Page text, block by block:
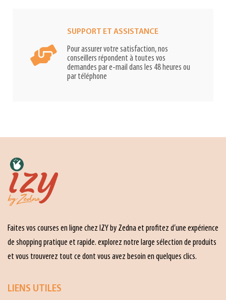
SUPPORT ET ASSISTANCE
Pour assurer votre satisfaction, nos
conseillers répondent à toutes vos
demandes par e-mail dans les 48 heures ou
par téléphone
Faites vos courses en ligne chez IZY by Zedna et profitez d’une expérience
de shopping pratique et rapide. explorez notre large sélection de produits
et vous trouverez tout ce dont vous avez besoin en quelques clics.
LIENS UTILES